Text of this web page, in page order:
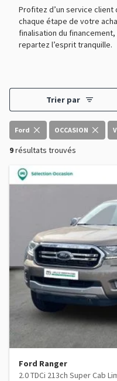
Profitez d’un service client
chaque étape de votre
finalisation du
repartez l’esprit tranquille.
Trier par
Ford OCCASION
9résultats trouvés
Ford Ranger